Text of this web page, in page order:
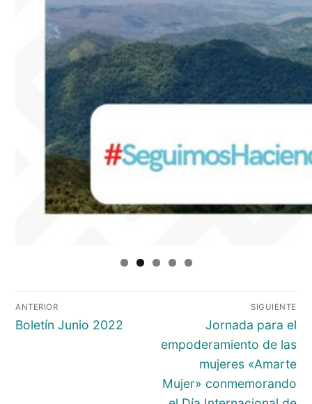
Navegación
de
ANTERIOR
Entrada
Boletín Junio 2022
SIGUIENTE
Entrada
siguiente:
Jornada para el
empoderamiento de las
mujeres «Amarte
Mujer» conmemorando